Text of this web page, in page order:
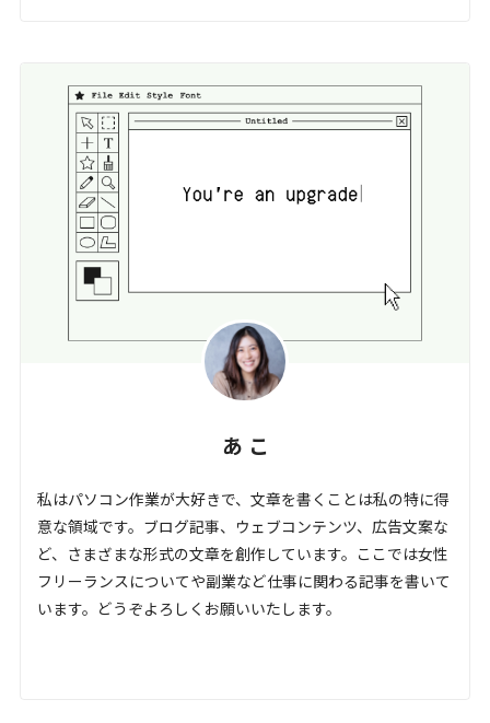
あ こ
私はパソコン作業が大好きで、文章を書くことは私の特に得
意な領域です。ブログ記事、ウェブコンテンツ、広告文案な
ど、さまざまな形式の文章を創作しています。ここでは女性
フリーランスについてや副業など仕事に関わる記事を書いて
います。どうぞよろしくお願いいたします。